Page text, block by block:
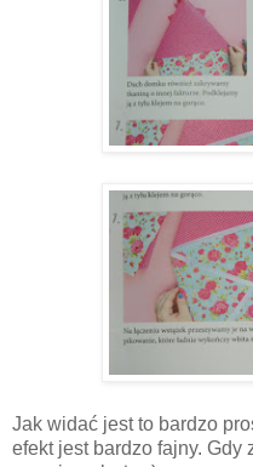
Jak widać jest to bardzo
efekt jest bardzo fajny.